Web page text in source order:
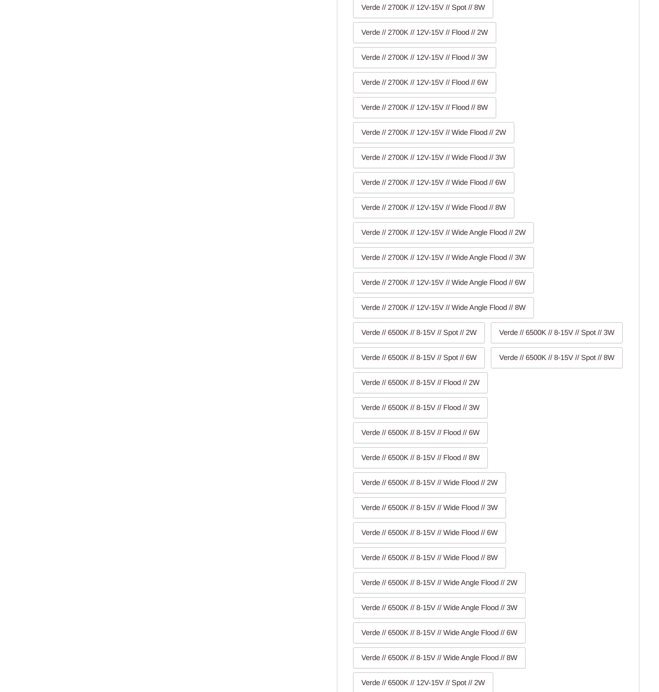
Verde // 2700K // 12V-15V // Spot // 8W
Verde // 2700K // 12V-15V // Flood // 2W
Verde // 2700K // 12V-15V // Flood // 3W
Verde // 2700K // 12V-15V // Flood // 6W
Verde // 2700K // 12V-15V // Flood // 8W
Verde // 2700K // 12V-15V // Wide Flood // 2W
Verde // 2700K // 12V-15V // Wide Flood // 3W
Verde // 2700K // 12V-15V // Wide Flood // 6W
Verde // 2700K // 12V-15V // Wide Flood // 8W
Verde // 2700K // 12V-15V // Wide Angle Flood // 2W
Verde // 2700K // 12V-15V // Wide Angle Flood // 3W
Verde // 2700K // 12V-15V // Wide Angle Flood // 6W
Verde // 2700K // 12V-15V // Wide Angle Flood // 8W
Verde // 6500K // 8-15V // Spot // 2W Verde // 6500K // 8-15V // Spot // 3W
Verde // 6500K // 8-15V // Spot // 6W Verde // 6500K // 8-15V // Spot // 8W
Verde // 6500K // 8-15V // Flood // 2W
Verde // 6500K // 8-15V // Flood // 3W
Verde // 6500K // 8-15V // Flood // 6W
Verde // 6500K // 8-15V // Flood // 8W
Verde // 6500K // 8-15V // Wide Flood // 2W
Verde // 6500K // 8-15V // Wide Flood // 3W
Verde // 6500K // 8-15V // Wide Flood // 6W
Verde // 6500K // 8-15V // Wide Flood // 8W
Verde // 6500K // 8-15V // Wide Angle Flood // 2W
Verde // 6500K // 8-15V // Wide Angle Flood // 3W
Verde // 6500K // 8-15V // Wide Angle Flood // 6W
Verde // 6500K // 8-15V // Wide Angle Flood // 8W
Verde // 6500K // 12V-15V // Spot // 2W